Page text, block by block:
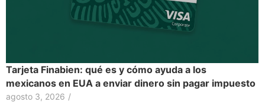
Tarjeta Finabien: qué es y cómo ayuda a los
mexicanos en EUA a enviar dinero sin pagar impuesto
agosto 3, 2026 /